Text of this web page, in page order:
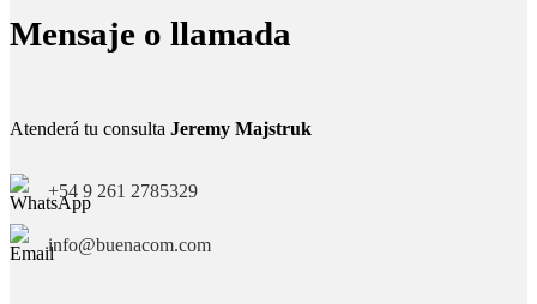
Mensaje o llamada
Atenderá tu consulta Jeremy Majstruk
+54 9 261 2785329
info@buenacom.com